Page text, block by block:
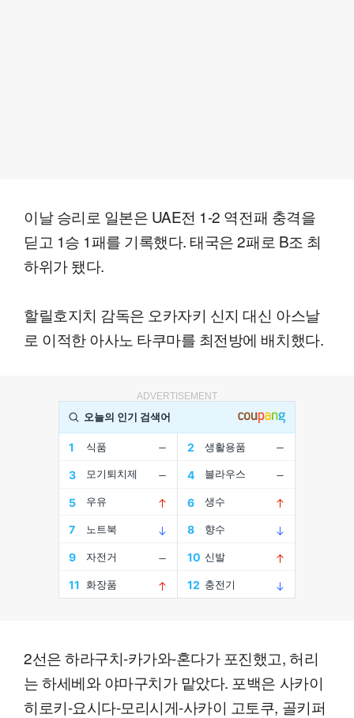
이날 승리로 일본은 UAE전 1-2 역전패 충격을
딛고 1승 1패를 기록했다. 태국은 2패로 B조 최
하위가 됐다.
할릴호지치 감독은 오카자키 신지 대신 아스날
로 이적한 아사노 타쿠마를 최전방에 배치했다.
ADVERTISEMENT
2선은 하라구치-카가와-혼다가 포진했고, 허리
는 하세베와 야마구치가 맡았다. 포백은 사카이
히로키-요시다-모리시게-사카이 고토쿠, 골키퍼